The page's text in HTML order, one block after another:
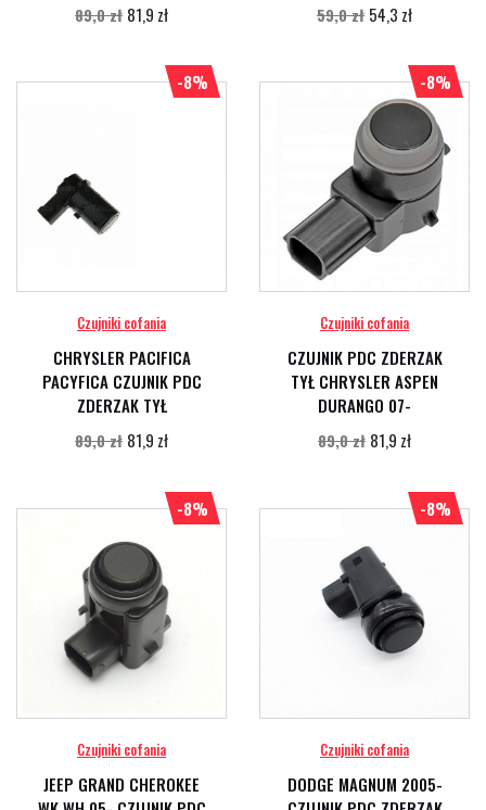
89,0 zł 81,9 zł 59,0 zł 54,3 zł
Czujniki cofania
CHRYSLER PACIFICA
PACYFICA CZUJNIK PDC
ZDERZAK TYŁ
89,0 zł 81,9 zł
-8%
Czujniki cofania
CZUJNIK PDC ZDERZAK
TYŁ CHRYSLER ASPEN
DURANGO 07-
89,0 zł 81,9 zł
-8%
Czujniki cofania
JEEP GRAND CHEROKEE
-8%
Czujniki cofania
DODGE MAGNUM 2005-
-8%